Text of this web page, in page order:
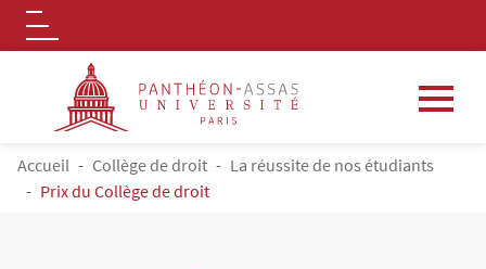
Aller au contenu principal
Logo
FIL D'ARIANE
Accueil Collège de droit
La réussite de nos étudiants
Prix du Collège de droit